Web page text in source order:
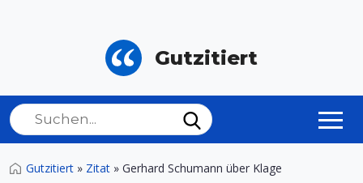
Gutzitiert
Gutzitiert » Zitat » Gerhard Schumann über Klage